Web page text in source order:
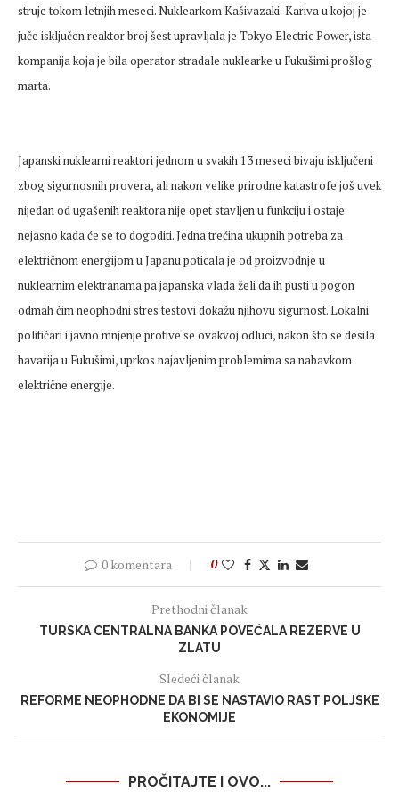
struje tokom letnjih meseci. Nuklearkom Kašivazaki-Kariva u kojoj je
juče isključen reaktor broj šest upravljala je Tokyo Electric Power, ista
kompanija koja je bila operator stradale nuklearke u Fukušimi prošlog
marta.
Japanski nuklearni reaktori jednom u svakih 13 meseci bivaju isključeni
zbog sigurnosnih provera, ali nakon velike prirodne katastrofe još uvek
nijedan od ugašenih reaktora nije opet stavljen u funkciju i ostaje
nejasno kada će se to dogoditi. Jedna trećina ukupnih potreba za
električnom energijom u Japanu poticala je od proizvodnje u
nuklearnim elektranama pa japanska vlada želi da ih pusti u pogon
odmah čim neophodni stres testovi dokažu njihovu sigurnost. Lokalni
političari i javno mnjenje protive se ovakvoj odluci, nakon što se desila
havarija u Fukušimi, uprkos najavljenim problemima sa nabavkom
električne energije.
0 komentara 0
Prethodni članak
TURSKA CENTRALNA BANKA POVEĆALA REZERVE U
ZLATU
Sledeći članak
REFORME NEOPHODNE DA BI SE NASTAVIO RAST POLJSKE
EKONOMIJE
PROČITAJTE I OVO...